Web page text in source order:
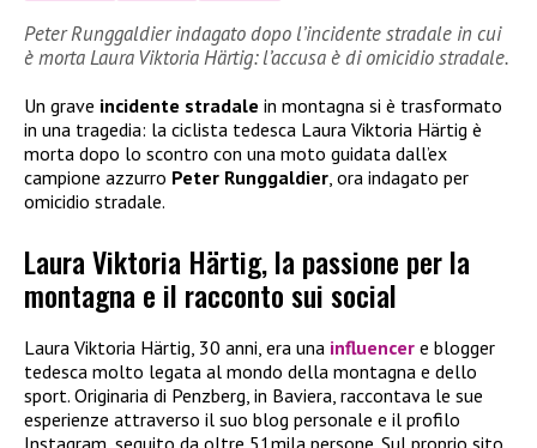
Peter Runggaldier indagato dopo l’incidente stradale in cui
è morta Laura Viktoria Härtig: l’accusa è di omicidio stradale.
Un grave incidente stradale in montagna si è trasformato
in una tragedia: la ciclista tedesca Laura Viktoria Härtig è
morta dopo lo scontro con una moto guidata dall’ex
campione azzurro Peter Runggaldier , ora indagato per
omicidio stradale.
Laura Viktoria Härtig, la passione per la
montagna e il racconto sui social
Laura Viktoria Härtig, 30 anni, era una influencer e blogger
tedesca molto legata al mondo della montagna e dello
sport. Originaria di Penzberg, in Baviera, raccontava le sue
esperienze attraverso il suo blog personale e il profilo